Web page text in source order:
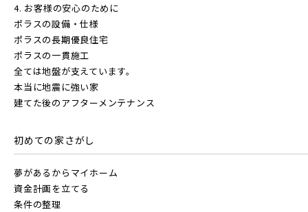
JR京浜東北線
JR埼京線
JR川越線
JR東北本線 [宇都宮線]
テーマから探す
地域
すべて
画像
4. お客様の安心のために
ポラスの設備・仕様
ポラスの長期優良住宅
ポラスの一貫施工
全ては地盤が支えています。
本当に地震に強い家
建てた後のアフターメンテナンス
初めての家さがし
夢があるからマイホーム
資金計画を立てる
条件の整理